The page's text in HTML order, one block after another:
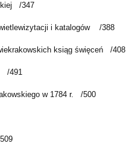
/347
wizytacji i katalogów /388
krakowskich ksiąg święceń /408
/491
w 1784 r. /500